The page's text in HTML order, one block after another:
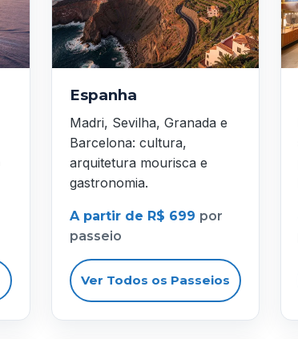
Espanha
Madri, Sevilha, Granada e
Barcelona: cultura,
arquitetura mourisca e
gastronomia.
A partir de R$ 699 por
passeio
Ver Todos os Passeios